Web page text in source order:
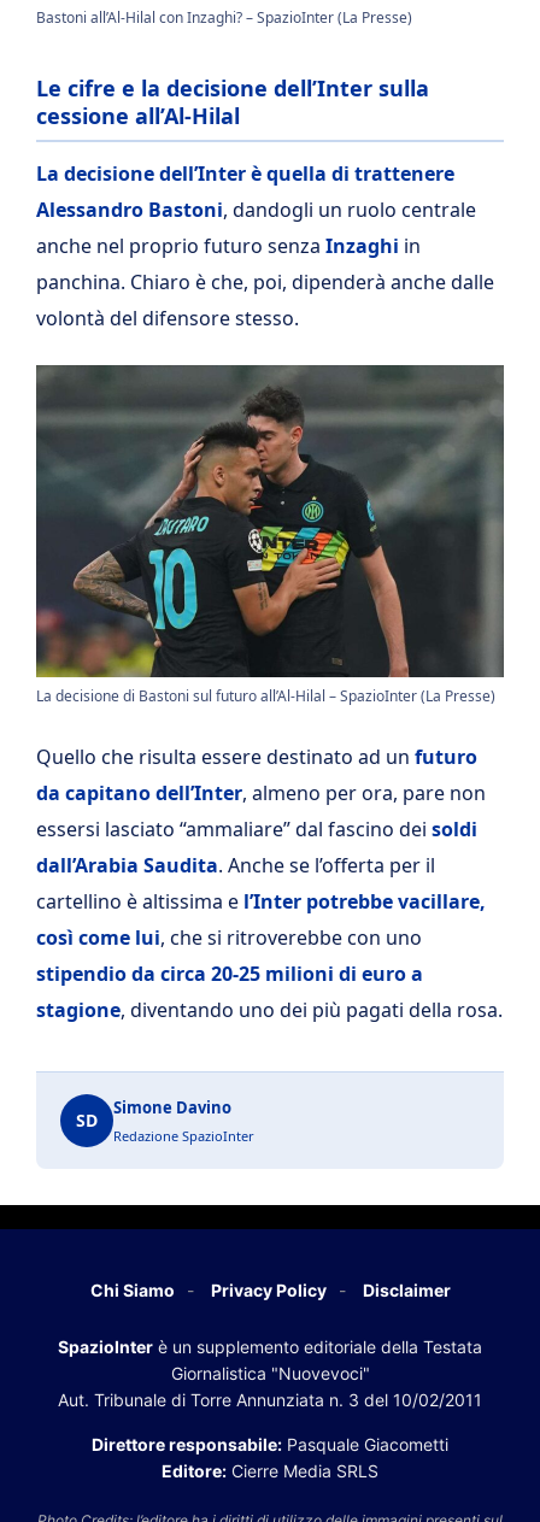
Bastoni all’Al-Hilal con Inzaghi? – SpazioInter (La Presse)
Le cifre e la decisione dell’Inter sulla
cessione all’Al-Hilal
La decisione dell’Inter è quella di trattenere
Alessandro Bastoni, dandogli un ruolo centrale
anche nel proprio futuro senza Inzaghi in
panchina. Chiaro è che, poi, dipenderà anche dalle
volontà del difensore stesso.
La decisione di Bastoni sul futuro all’Al-Hilal – SpazioInter (La Presse)
Quello che risulta essere destinato ad un futuro
da capitano dell’Inter, almeno per ora, pare non
essersi lasciato “ammaliare” dal fascino dei soldi
dall’Arabia Saudita. Anche se l’offerta per il
cartellino è altissima e l’Inter potrebbe vacillare,
così come lui, che si ritroverebbe con uno
stipendio da circa 20-25 milioni di euro a
stagione, diventando uno dei più pagati della rosa.
SD
Simone Davino
Redazione SpazioInter
Chi Siamo Privacy Policy Disclaimer
SpazioInter è un supplemento editoriale della Testata
Giornalistica "Nuovevoci"
Aut. Tribunale di Torre Annunziata n. 3 del 10/02/2011
Direttore responsabile: Pasquale Giacometti
Editore: Cierre Media SRLS